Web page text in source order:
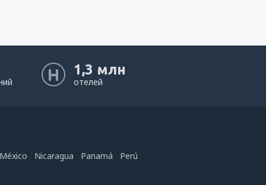
1,3 млн
отелей
México Nicaragua Panamá Perú